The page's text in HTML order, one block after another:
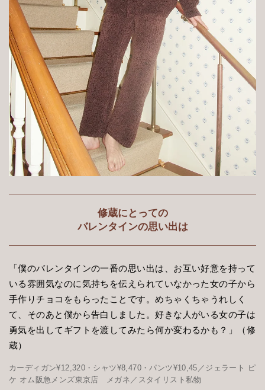
修蔵にとっての
バレンタインの思い出は
「僕のバレンタインの一番の思い出は、お互い好意を持って
いる雰囲気なのに気持ちを伝えられていなかった女の子から
手作りチョコをもらったことです。めちゃくちゃうれしく
て、そのあと僕から告白しました。好きな人がいる女の子は
勇気を出してギフトを渡してみたら何か変わるかも？」（修
蔵）
カーディガン¥12,320・シャツ¥8,470・パンツ¥10,45／ジェラート ピ
ケ オム阪急メンズ東京店 メガネ／スタイリスト私物